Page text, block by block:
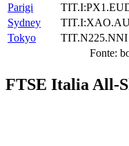
Parigi
Sydney
Tokyo
TIT.N225.NNI
Fonte:
FTSE Italia All-